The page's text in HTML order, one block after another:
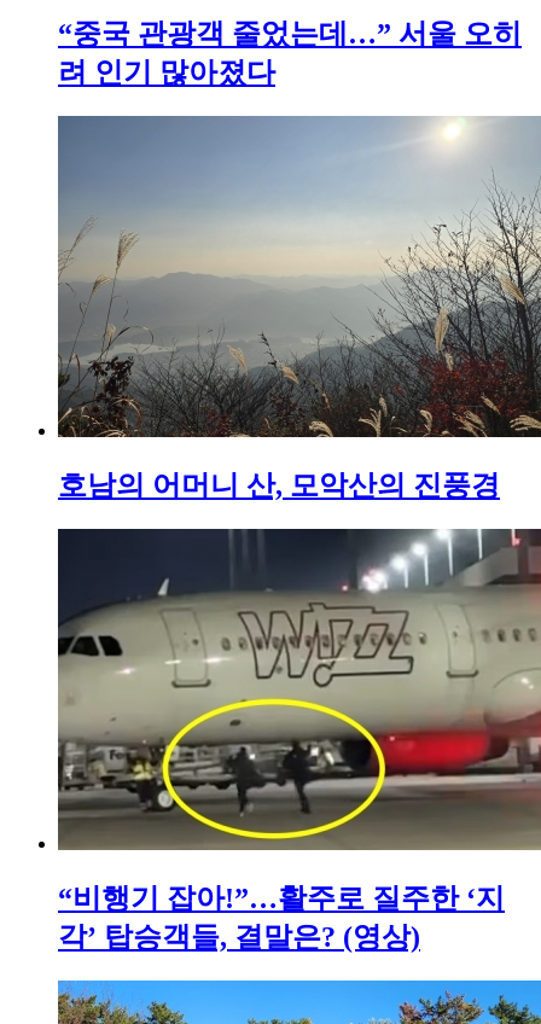
“중국 관광객 줄었는데…” 서울 오히
려 인기 많아졌다
호남의 어머니 산, 모악산의 진풍경
“비행기 잡아!”…활주로 질주한 ‘지
각’ 탑승객들, 결말은? (영상)